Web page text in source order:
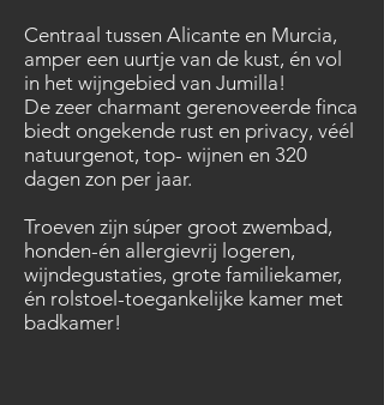
Centraal tussen Alicante en Murcia,
amper een uurtje van de kust, én vol
in het wijngebied van Jumilla!
De zeer charmant gerenoveerde finca
biedt ongekende rust en privacy, véél
natuurgenot, top- wijnen en 320
dagen zon per jaar.
Troeven zijn súper groot zwembad,
honden-én allergievrij logeren,
wijndegustaties, grote familiekamer,
én rolstoel-toegankelijke kamer met
badkamer!